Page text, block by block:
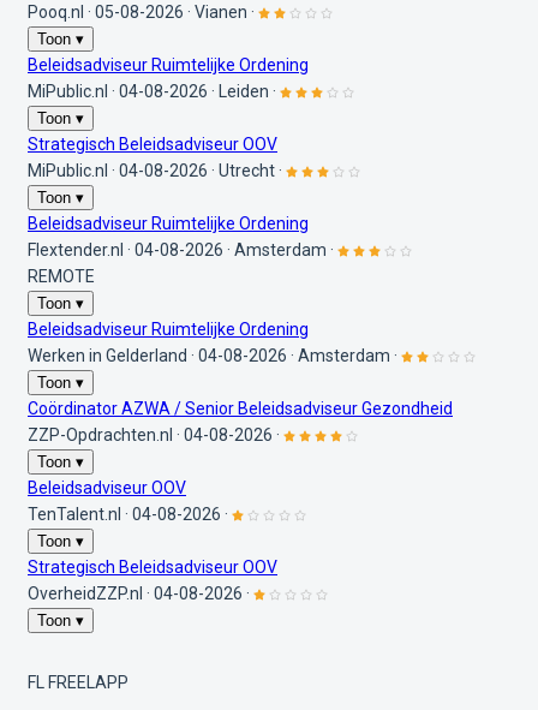
Pooq.nl · 05-08-2026 · Vianen ·
Toon ▾
Beleidsadviseur Ruimtelijke Ordening
MiPublic.nl · 04-08-2026 · Leiden ·
Toon ▾
Strategisch Beleidsadviseur OOV
MiPublic.nl · 04-08-2026 · Utrecht ·
Toon ▾
Beleidsadviseur Ruimtelijke Ordening
Flextender.nl · 04-08-2026 · Amsterdam ·
REMOTE
Toon ▾
Beleidsadviseur Ruimtelijke Ordening
Werken in Gelderland · 04-08-2026 · Amsterdam ·
Toon ▾
Coördinator AZWA / Senior Beleidsadviseur Gezondheid
ZZP-Opdrachten.nl · 04-08-2026 ·
Toon ▾
Beleidsadviseur OOV
TenTalent.nl · 04-08-2026 ·
Toon ▾
Strategisch Beleidsadviseur OOV
OverheidZZP.nl · 04-08-2026 ·
Toon ▾
FL FREELAPP